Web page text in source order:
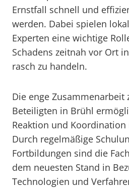
Ernstfall schnell und
werden. Dabei spielen
Experten eine wichtige
Schadens zeitnah vor Ort
rasch zu handeln.
Die enge Zusammenarbeit
Beteiligten in Brühl
Reaktion und Koordination
Durch regelmäßige
Fortbildungen sind die
dem neuesten Stand in
Technologien und